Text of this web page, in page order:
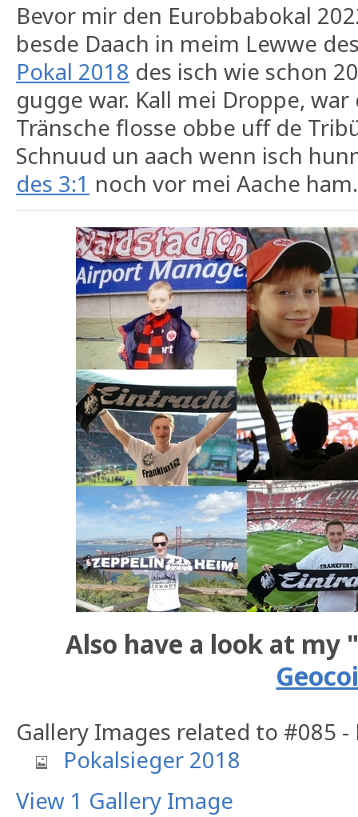
Bevor mir den Eurobbabokal
besde Daach in meim Lewwe
Pokal 2018 des isch wie schon
gugge war. Kall mei Droppe, war
Tränsche flosse obbe uff de
Schnuud un aach wenn isch
des 3:1 noch vor mei Aache ham.
Also have a look at my "
Gallery Images related to #085
Pokalsieger 2018
View 1 Gallery Image